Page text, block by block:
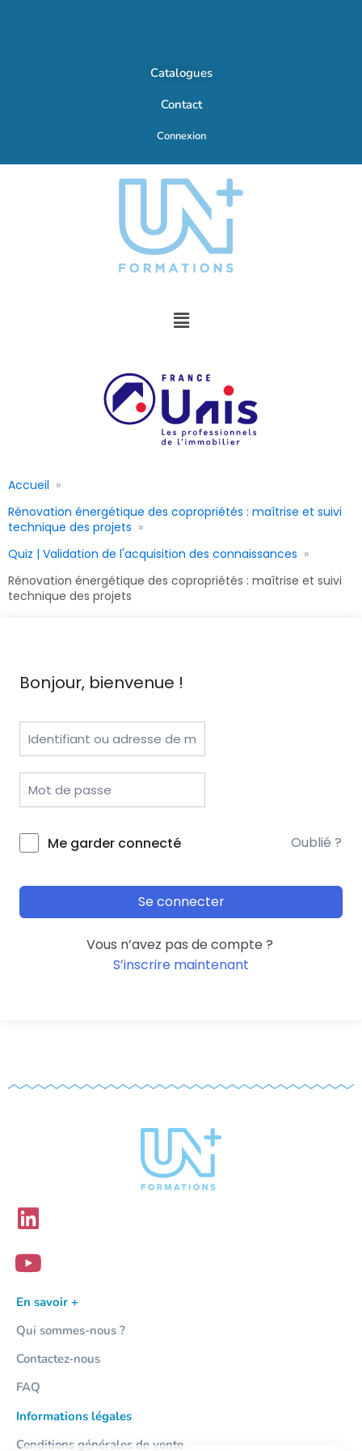
Catalogues
Contact
Connexion
Accueil
Rénovation énergétique des copropriétés : maîtrise et suivi
technique des projets
Quiz | Validation de l'acquisition des connaissances
Rénovation énergétique des copropriétés : maîtrise et suivi
technique des projets
Bonjour, bienvenue !
Me garder connecté Oublié ?
Se connecter
Vous n’avez pas de compte ?
S’inscrire maintenant
En savoir +
Qui sommes-nous ?
Contactez-nous
FAQ
Informations légales
Conditions générales de vente